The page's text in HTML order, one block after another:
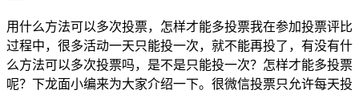
用什么方法可以多次投票，怎样才能多投票我在参加投票评比
过程中，很多活动一天只能投一次，就不能再投了，有没有什
么方法可以多次投票吗，是不是只能投一次？怎样才能多投票
呢？下龙面小编来为大家介绍一下。很微信投票只允许每天投